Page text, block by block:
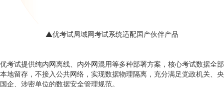
▲优考试局域网考试系统适配国产伙伴产品
优考试提供纯内网离线、内外网混用等多种部署方案，核心考试数据全部
本地留存，不接入公共网络，实现数据物理隔离，充分满足党政机关、央
国企、涉密单位的数据安全管理规范。